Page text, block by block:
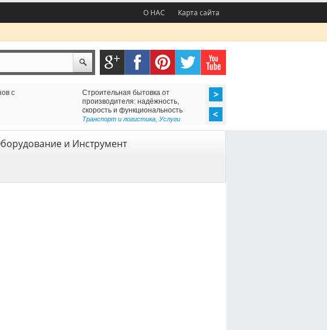
О НАС Карта сайта
с
Строительная бытовка от
производителя: надёжность,
скорость и функциональность
Транспорт и логистика, Услуги
Геотекстиль под бетон для
Геодезия и геология
и Инструмент